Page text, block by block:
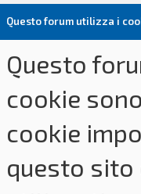
Questo forum utilizza i
Questo
cookie
cookie
questo sito